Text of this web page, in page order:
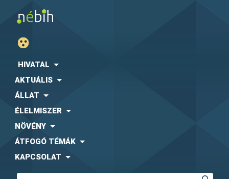
HIVATAL
AKTUÁLIS
ÁLLAT
ÉLELMISZER
NÖVÉNY
ÁTFOGÓ TÉMÁK
KAPCSOLAT